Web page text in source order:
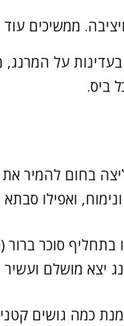
ממשיכים
על המרנג,
ביס.
בחום להמיר
ואפילו
סוכר ברור
יצא מושלם ועשיר
כמה גושים